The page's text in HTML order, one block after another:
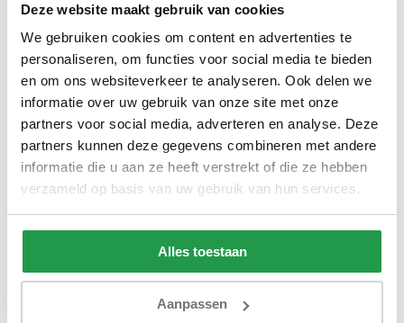
Deze website maakt gebruik van cookies
We gebruiken cookies om content en advertenties te
personaliseren, om functies voor social media te bieden
en om ons websiteverkeer te analyseren. Ook delen we
informatie over uw gebruik van onze site met onze
partners voor social media, adverteren en analyse. Deze
partners kunnen deze gegevens combineren met andere
informatie die u aan ze heeft verstrekt of die ze hebben
verzameld op basis van uw gebruik van hun services.
Alles toestaan
Aanpassen
Dubbel Jersey Matras
Hoeslaken Roze 220 gram
1 tot 2 werkdagen
39,95
Jersey Topper
Topper Taupe
1 tot 2
20,95